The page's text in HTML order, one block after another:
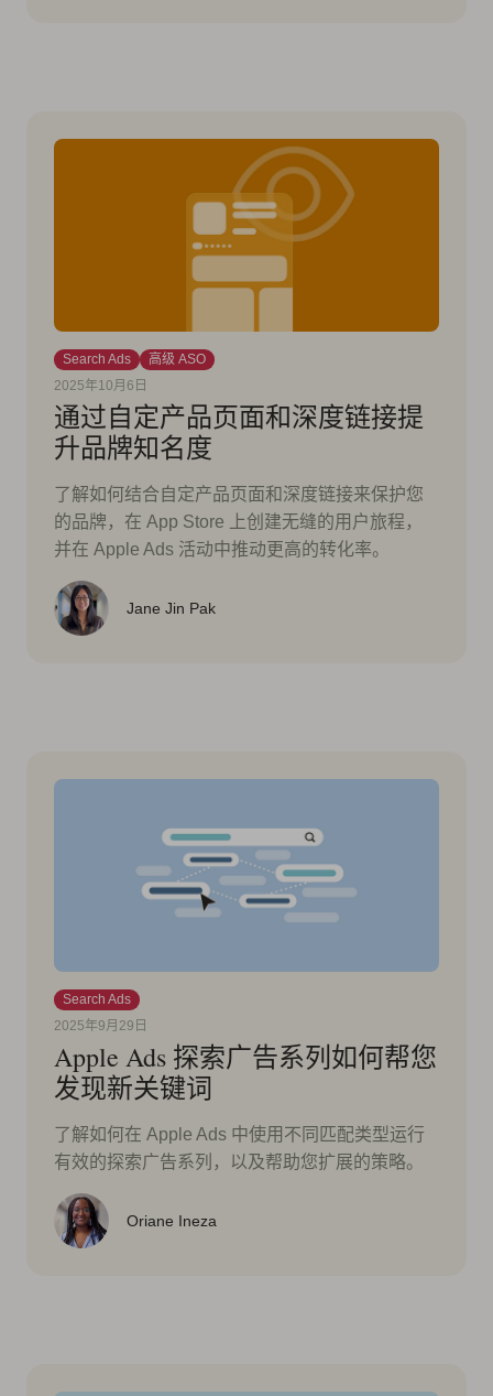
Search Ads
高级 ASO
2025年10月6日
通过自定产品页面和深度链接提
升品牌知名度
了解如何结合自定产品页面和深度链接来保护您
的品牌，在 App Store 上创建无缝的用户旅程，
并在 Apple Ads 活动中推动更高的转化率。
Jane Jin Pak
Search Ads
2025年9月29日
Apple Ads 探索广告系列如何帮您
发现新关键词
了解如何在 Apple Ads 中使用不同匹配类型运行
有效的探索广告系列，以及帮助您扩展的策略。
Oriane Ineza